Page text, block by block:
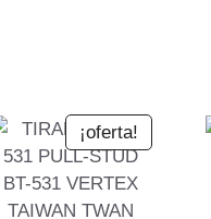
¡oferta!